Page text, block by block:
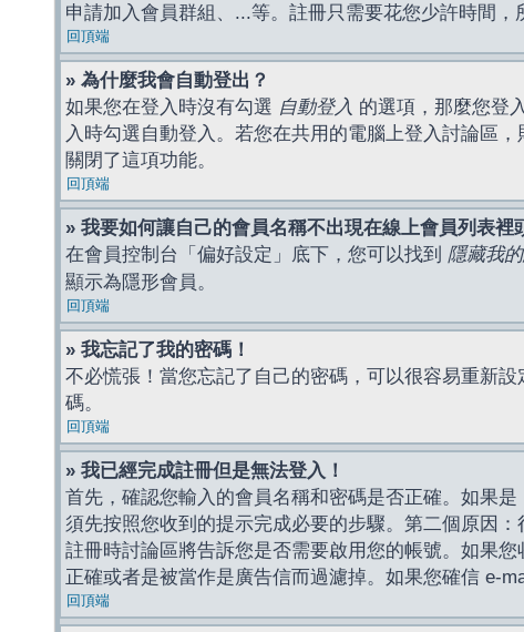
申請加入會員群組、...等。註冊只需要花您少許時間，
回頂端
» 為什麼我會自動登出？
如果您在登入時沒有勾選 自動登入 的選項，那麼您登
入時勾選自動登入。若您在共用的電腦上登入討論區
關閉了這項功能。
回頂端
» 我要如何讓自己的會員名稱不出現在線上會員列表裡
在會員控制台「偏好設定」底下，您可以找到 隱藏我
顯示為隱形會員。
回頂端
» 我忘記了我的密碼！
不必慌張！當您忘記了自己的密碼，可以很容易重新
碼。
回頂端
» 我已經完成註冊但是無法登入！
首先，確認您輸入的會員名稱和密碼是否正確。如果
須先按照您收到的提示完成必要的步驟。第二個原因
註冊時討論區將告訴您是否需要啟用您的帳號。如果
正確或者是被當作是廣告信而過濾掉。如果您確信 e-
回頂端